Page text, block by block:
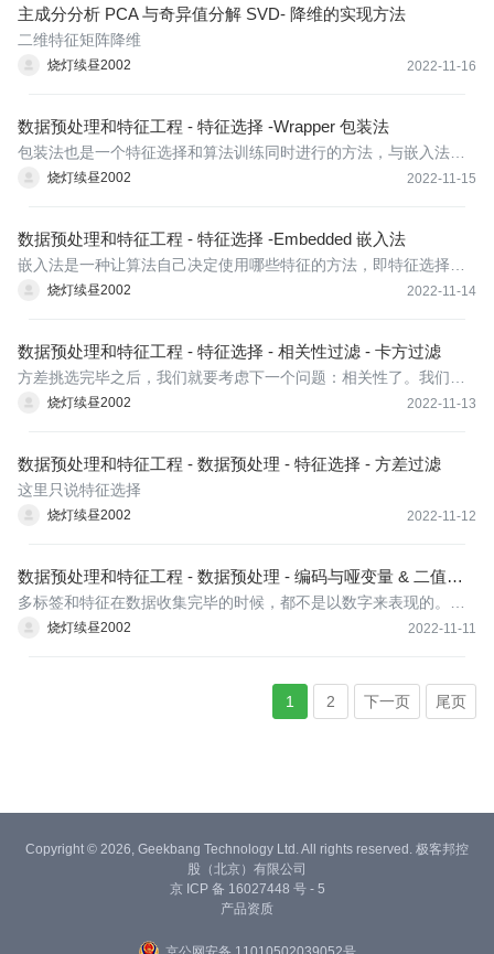
横坐标，
主成分分析 PCA 与奇异值分解 SVD- 降维的实现方法
烧灯续昼2002 2022-11-16
二维特征矩阵降维
数据预处理和特征工程 - 特征选择 -Wrapper 包装法
烧灯续昼2002 2022-11-15
包装法也是一个特征选择和算法训练同时进行的方法，与嵌入法十
分相似，它也是依赖于算法自身的选择，比如coef_属性或feature_i
估指标
数据预处理和特征工程 - 特征选择 -Embedded 嵌入法
烧灯续昼2002 2022-11-14
嵌入法是一种让算法自己决定使用哪些特征的方法，即特征选择和
算法训练同时进行。在使用嵌入法时，我们先使用某些机器学习的
数据预处理和特征工程 - 特征选择 - 相关性过滤 - 卡方过滤
烧灯续昼2002 2022-11-13
方差挑选完毕之后，我们就要考虑下一个问题：相关性了。我们希
望选出与标签相关且有意义的特征，因为这样的特征能够为我们提
数据预处理和特征工程 - 数据预处理 - 特征选择 - 方差过滤
烧灯续昼2002 2022-11-12
这里只说特征选择
数据预处理和特征工程 - 数据预处理 - 编码与哑变量 & 二值化
与分段
烧灯续昼2002 2022-11-11
多标签和特征在数据收集完毕的时候，都不是以数字来表现的。比
如说，学历的取值可以是["小学"，“初中”，“高中”，"大学"]，付费方
1
2 下一页 尾页
Copyright © 2026, Geekbang Technology Ltd. All rights reserved. 极客邦控
股（北京）有限公司
京 ICP 备 16027448 号 - 5
产品资质